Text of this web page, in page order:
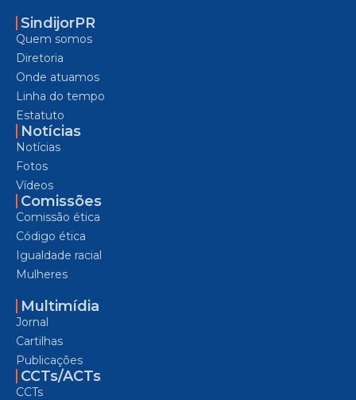
SindijorPR
Quem somos
Diretoria
Onde atuamos
Linha do tempo
Estatuto
Notícias
Notícias
Fotos
Vídeos
Comissões
Comissão ética
Código ética
Igualdade racial
Mulheres
Multimídia
Jornal
Cartilhas
Publicações
CCTs/ACTs
CCTs